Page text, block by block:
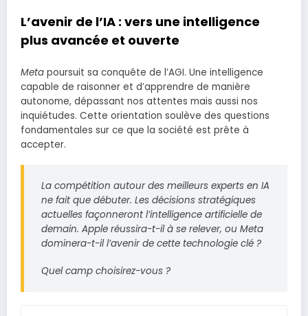
L’avenir de l’IA : vers une intelligence
plus avancée et ouverte
Meta poursuit sa conquête de l’AGI. Une intelligence
capable de raisonner et d’apprendre de manière
autonome, dépassant nos attentes mais aussi nos
inquiétudes. Cette orientation soulève des questions
fondamentales sur ce que la société est prête à
accepter.
La compétition autour des meilleurs experts en IA
ne fait que débuter. Les décisions stratégiques
actuelles façonneront l’intelligence artificielle de
demain. Apple réussira-t-il à se relever, ou Meta
dominera-t-il l’avenir de cette technologie clé ?
Quel camp choisirez-vous ?